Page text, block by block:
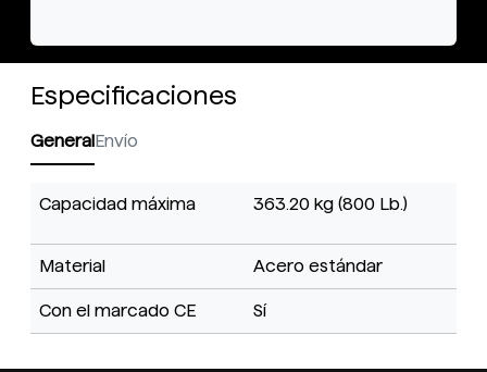
Especificaciones
GeneralEnvío
Capacidad máxima 363.20 kg (800 Lb.)
Material Acero estándar
Con el marcado CE Sí